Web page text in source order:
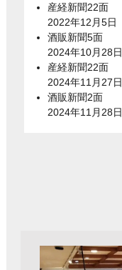
産経新聞22面
2022年12月5日
酒販新聞5面
2024年10月28日
産経新聞22面
2024年11月27日
酒販新聞2面
2024年11月28日